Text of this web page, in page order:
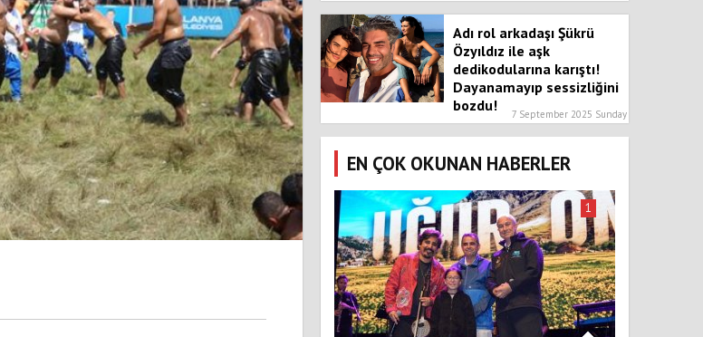
Adı rol arkadaşı Şükrü
Özyıldız ile aşk
dedikodularına karıştı!
Dayanamayıp sessizliğini
bozdu!
7 September 2025 Sunday
EN ÇOK OKUNAN HABERLER
1